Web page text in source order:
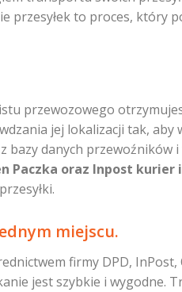
przesyłek to proces, który
przewozowego
jej lokalizacji tak, aby
danych przewoźników
Paczka oraz Inpost
miejscu.
firmy DPD,
jest szybkie i wygodne.